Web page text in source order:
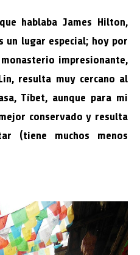
hablaba James Hilton,
un lugar especial; hoy por
impresionante,
resulta muy cercano al
Tíbet, aunque para mi
conservado y resulta
(tiene muchos menos